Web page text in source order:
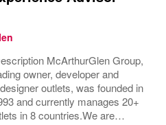
McArthurGlen Group,
owner, developer and
outlets, was founded in
and currently manages 20+
in 8 countries.We are